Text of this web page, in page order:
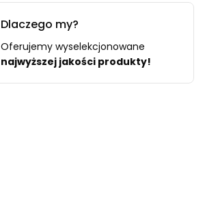
Dlaczego my?
Oferujemy wyselekcjonowane
najwyższej jakości produkty!